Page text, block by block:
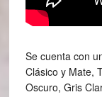
Se cuenta con
Clásico y Mate,
Oscuro, Gris